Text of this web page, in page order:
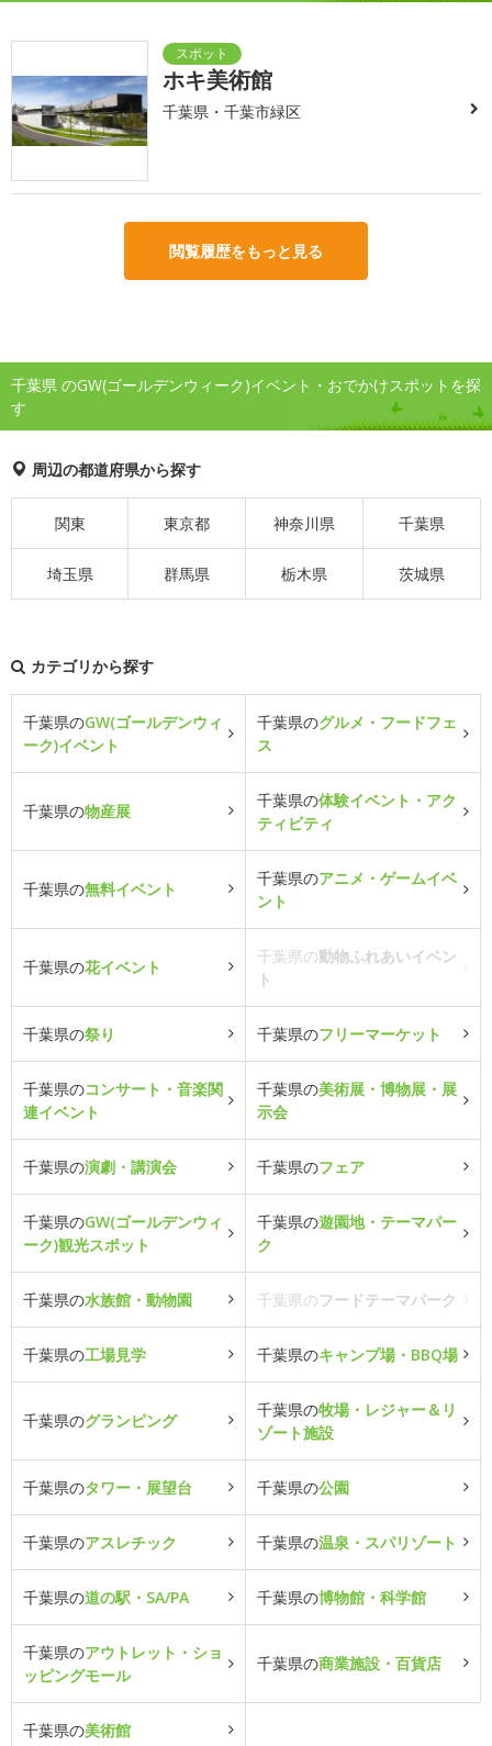
ホキ美術館
千葉県・千葉市緑区
閲覧履歴をもっと見る
千葉県 のGW(ゴールデンウィーク)イベント・おでかけスポットを探
す
周辺の都道府県から探す
関東 東京都 神奈川県 千葉県
埼玉県 群馬県 栃木県 茨城県
カテゴリから探す
千葉県のGW(ゴールデンウィ
ーク)イベント
千葉県のグルメ・フードフェ
ス
千葉県の物産展
千葉県の体験イベント・アク
ティビティ
千葉県の無料イベント
千葉県のアニメ・ゲームイベ
ント
千葉県の花イベント
千葉県の動物ふれあいイベン
ト
千葉県の祭り 千葉県のフリーマーケット
千葉県のコンサート・音楽関
連イベント
千葉県の美術展・博物展・展
示会
千葉県の演劇・講演会 千葉県のフェア
千葉県のGW(ゴールデンウィ
ーク)観光スポット
千葉県の遊園地・テーマパー
ク
千葉県の水族館・動物園 千葉県のフードテーマパーク
千葉県の工場見学 千葉県のキャンプ場・BBQ場
千葉県のグランピング
千葉県の牧場・レジャー＆リ
ゾート施設
千葉県のタワー・展望台 千葉県の公園
千葉県のアスレチック 千葉県の温泉・スパリゾート
千葉県の道の駅・SA/PA 千葉県の博物館・科学館
千葉県のアウトレット・ショ
ッピングモール
千葉県の商業施設・百貨店
千葉県の美術館